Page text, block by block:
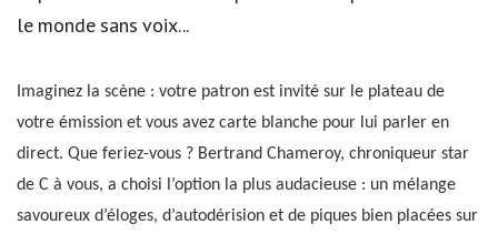
le monde sans voix...
Imaginez la scène : votre patron est invité sur le plateau de
votre émission et vous avez carte blanche pour lui parler en
direct. Que feriez-vous ? Bertrand Chameroy, chroniqueur star
de C à vous, a choisi l’option la plus audacieuse : un mélange
savoureux d’éloges, d’autodérision et de piques bien placées sur